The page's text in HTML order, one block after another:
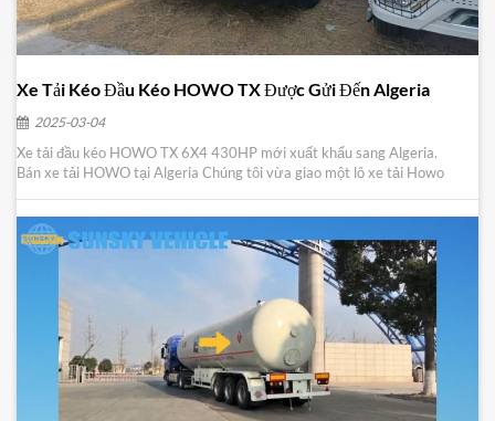
Xe Tải Kéo Đầu Kéo HOWO TX Được Gửi Đến Algeria
2025-03-04
Xe tải đầu kéo HOWO TX 6X4 430HP mới xuất khẩu sang Algeria.
Bán xe tải HOWO tại Algeria Chúng tôi vừa giao một lô xe tải Howo
xe tải để đáp ứng nhu cầu vận chuyể...